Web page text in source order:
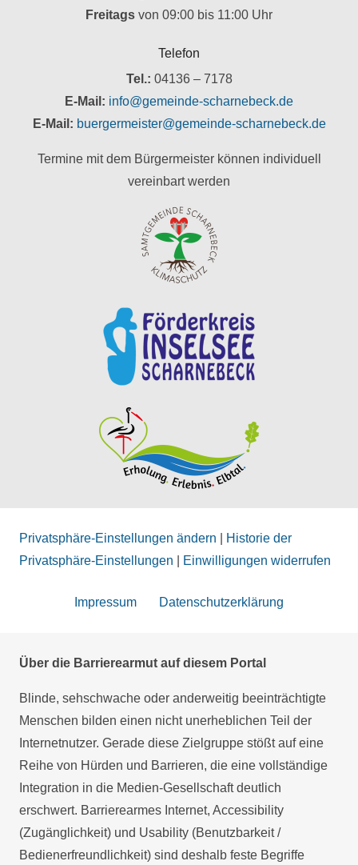
Freitags von 09:00 bis 11:00 Uhr
Telefon
Tel.: 04136 – 7178
E-Mail: info@gemeinde-scharnebeck.de
E-Mail: buergermeister@gemeinde-scharnebeck.de
Termine mit dem Bürgermeister können individuell
vereinbart werden
Privatsphäre-Einstellungen ändern
Historie der
Privatsphäre-Einstellungen
Einwilligungen widerrufen
Impressum Datenschutzerklärung
Über die Barrierearmut auf diesem Portal
Blinde, sehschwache oder anderweitig beeinträchtigte
Menschen bilden einen nicht unerheblichen Teil der
Internetnutzer. Gerade diese Zielgruppe stößt auf eine
Reihe von Hürden und Barrieren, die eine vollständige
Integration in die Medien-Gesellschaft deutlich
erschwert. Barrierearmes Internet, Accessibility
(Zugänglichkeit) und Usability (Benutzbarkeit /
Bedienerfreundlichkeit) sind deshalb feste Begriffe